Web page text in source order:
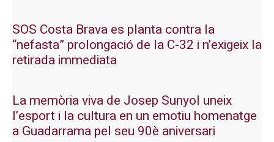
SOS Costa Brava es planta contra la
“nefasta” prolongació de la C-32 i n’exigeix la
retirada immediata
La memòria viva de Josep Sunyol uneix
l’esport i la cultura en un emotiu homenatge
a Guadarrama pel seu 90è aniversari